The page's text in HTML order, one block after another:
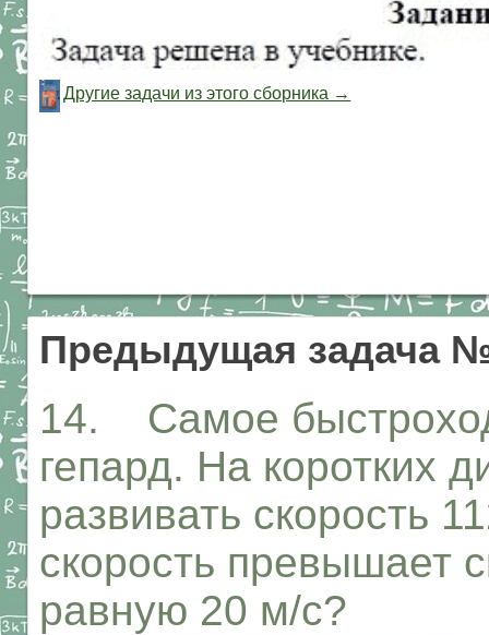
Другие задачи из этого сборника →
Предыдущая задача
14. Самое
гепард. На коротких
развивать скорость
скорость превышает
равную 20 м/с?